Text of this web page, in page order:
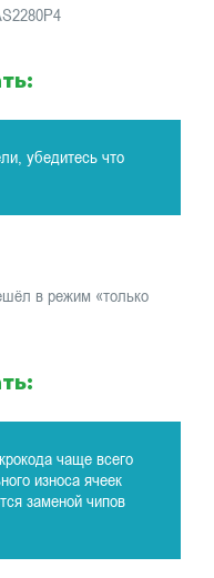
убедитесь что
в режим «только
чаще всего
износа ячеек
заменой чипов